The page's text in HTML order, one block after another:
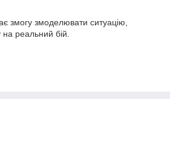
змогу змоделювати ситуацію,
реальний бій.